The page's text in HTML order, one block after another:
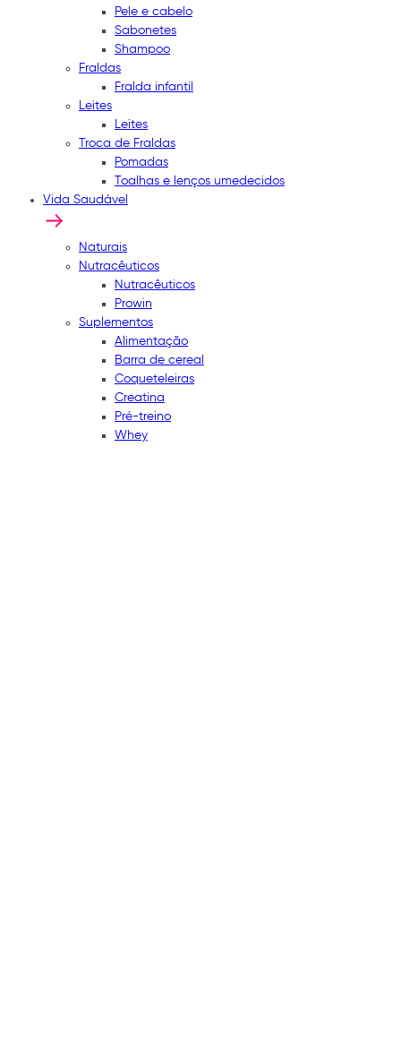
Pele e cabelo
Sabonetes
Shampoo
Fraldas
Fralda infantil
Leites
Leites
Troca de Fraldas
Pomadas
Toalhas e lenços umedecidos
Vida Saudável
Naturais
Nutracêuticos
Nutracêuticos
Prowin
Suplementos
Alimentação
Barra de cereal
Coqueteleiras
Creatina
Pré-treino
Whey